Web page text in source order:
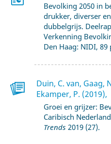
Bevolking 2050 in
drukker, diverser en
dubbelgrijs.
Verkenning
Den Haag: NIDI, 89
Duin, C. van, Gaag,
Ekamper, P. (2019),
Groei en grijzer:
Caribisch
Trends 2019 (27).